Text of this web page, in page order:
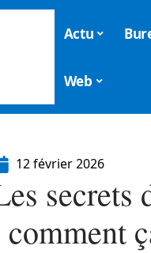
Actu
Web
12 février 2026
secrets
comment